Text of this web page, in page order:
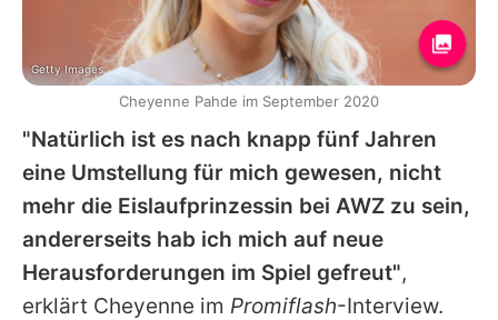
"Natürlich ist es nach knapp fünf Jahren
eine Umstellung für mich gewesen, nicht
mehr die Eislaufprinzessin bei AWZ zu sein,
andererseits hab ich mich auf neue
Herausforderungen im Spiel gefreut",
erklärt Cheyenne im Promiflash-Interview.
Getty Images
Cheyenne Pahde im September 2020